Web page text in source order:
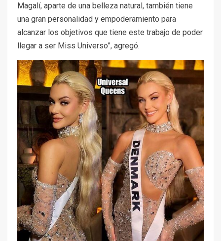
Magalí, aparte de una belleza natural, también tiene
una gran personalidad y empoderamiento para
alcanzar los objetivos que tiene este trabajo de poder
llegar a ser Miss Universo”, agregó.